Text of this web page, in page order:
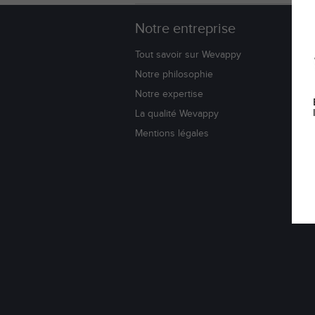
Notre entreprise
Tout savoir sur Wevappy
Notre philosophie
Notre expertise
La qualité Wevappy
Mentions légales